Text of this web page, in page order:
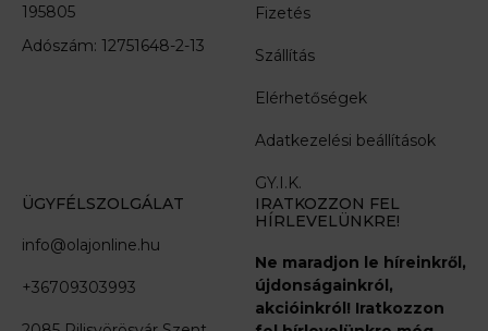
195805
Adószám: 12751648-2-13
Fizetés
Szállítás
Elérhetőségek
Adatkezelési beállítások
GY.I.K.
ÜGYFÉLSZOLGÁLAT
info@olajonline.hu
+36709303993
IRATKOZZON FEL
HÍRLEVELÜNKRE!
Ne maradjon le híreinkről,
újdonságainkról,
akcióinkról! Iratkozzon